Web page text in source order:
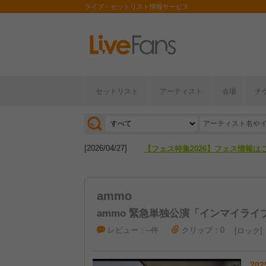
ライブ・セットリスト情報サービス
セットリスト アーティスト 会場 チ
[2026/07/28] 【ライブ動員ランキング】2026年
[2026/04/27] 【フェス特集2026】フェス情報は
ammo
ammo 緊急単独公演「インマイライ
レビュー：--件 クリップ：0 ロック